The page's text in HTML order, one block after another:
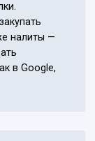
налиты —
в Google,